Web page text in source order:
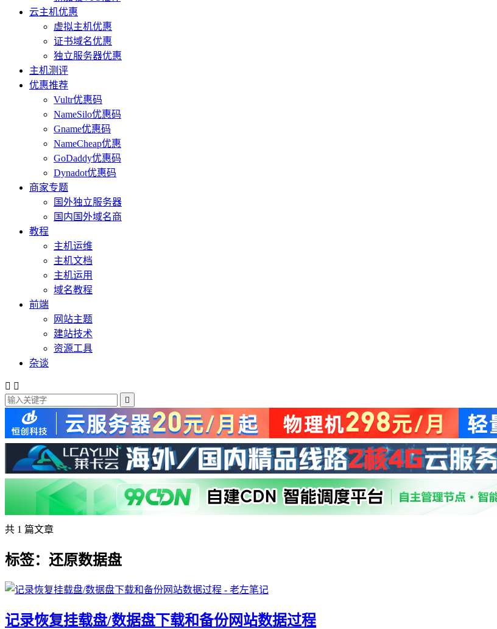
云主机优惠
虚拟主机优惠
证书域名优惠
独立服务器优惠
主机测评
优惠推荐
Vultr优惠码
NameSilo优惠码
Gname优惠码
NameCheap优惠
GoDaddy优惠码
Dynadot优惠码
商家专题
国外独立服务器
国内国外域名商
教程
主机运维
主机文档
主机运用
域名教程
前端
网站主题
建站技术
资源工具
杂谈
 

共 1 篇文章
标签：还原数据盘
记录恢复挂载盘/数据盘下载和备份网站数据过程